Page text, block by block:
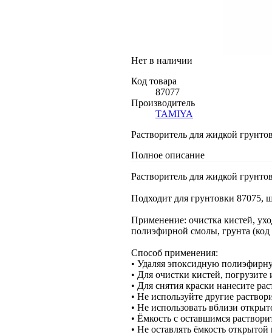
Нет в наличии
Код товара
87077
Производитель
TAMIYA
Растворитель для жидкой
Полное описание
Растворитель для жидкой
Подходит для грунтовки 87075,
Применение: очистка кистей,
полиэфирной смолы, грунта
Способ применения:
• Удаляя эпоксидную
• Для очистки кистей,
• Для снятия краски нанесите
• Не используйте другие
• Не использовать вблизи
• Ёмкость с оставшимся
• Не оставлять ёмкость